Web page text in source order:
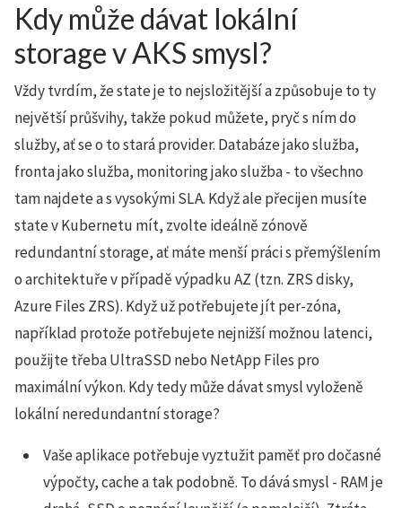
Kdy může dávat lokální
storage v AKS smysl?
Vždy tvrdím, že state je to nejsložitější a způsobuje to ty
největší průšvihy, takže pokud můžete, pryč s ním do
služby, ať se o to stará provider. Databáze jako služba,
fronta jako služba, monitoring jako služba - to všechno
tam najdete a s vysokými SLA. Když ale přecijen musíte
state v Kubernetu mít, zvolte ideálně zónově
redundantní storage, ať máte menší práci s přemýšlením
o architektuře v případě výpadku AZ (tzn. ZRS disky,
Azure Files ZRS). Když už potřebujete jít per-zóna,
například protože potřebujete nejnižší možnou latenci,
použijte třeba UltraSSD nebo NetApp Files pro
maximální výkon. Kdy tedy může dávat smysl vyloženě
lokální neredundantní storage?
Vaše aplikace potřebuje vyztužit paměť pro dočasné
výpočty, cache a tak podobně. To dává smysl - RAM je